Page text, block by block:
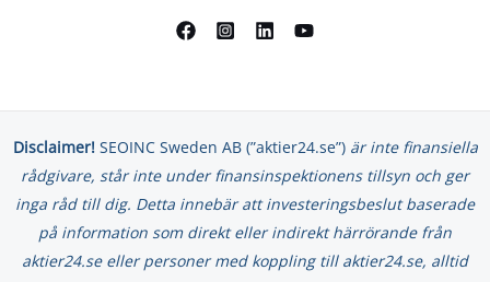
Disclaimer!SEOINC Sweden AB (”aktier24.se”) är inte finansiella
rådgivare, står inte under finansinspektionens tillsyn och ger
inga råd till dig. Detta innebär att investeringsbeslut baserade
på information som direkt eller indirekt härrörande från
aktier24.se eller personer med koppling till aktier24.se, alltid